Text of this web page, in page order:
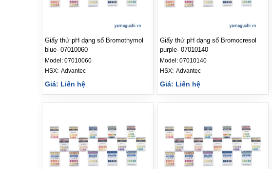
Giấy thử pH dạng sổ Bromothymol
blue- 07010060
Model: 07010060
Advantec
Giá: Liên hệ
Giấy thử pH dạng sổ Bromocresol
purple- 07010140
Model: 07010140
HSX: Advantec
Giá: Liên hệ